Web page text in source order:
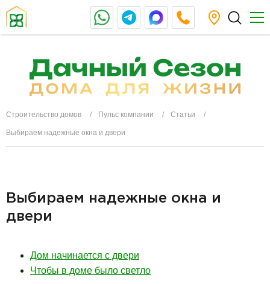
Строительство домов Пульс компании Статьи
Выбираем надежные окна и двери
Выбираем надежные окна и
двери
Дом начинается с двери
Чтобы в доме было светло